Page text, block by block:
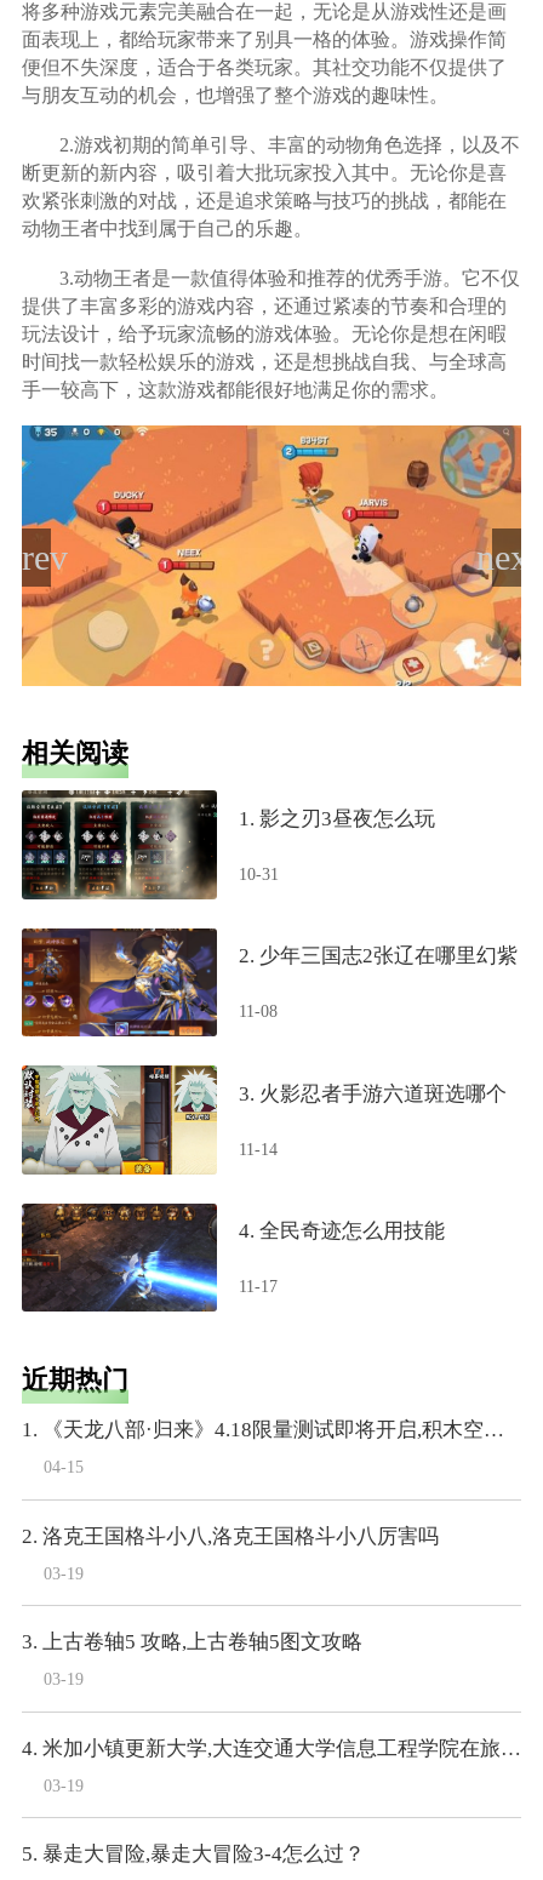
将多种游戏元素完美融合在一起，无论是从游戏性还是画
面表现上，都给玩家带来了别具一格的体验。游戏操作简
便但不失深度，适合于各类玩家。其社交功能不仅提供了
与朋友互动的机会，也增强了整个游戏的趣味性。
2.游戏初期的简单引导、丰富的动物角色选择，以及不
断更新的新内容，吸引着大批玩家投入其中。无论你是喜
欢紧张刺激的对战，还是追求策略与技巧的挑战，都能在
动物王者中找到属于自己的乐趣。
3.动物王者是一款值得体验和推荐的优秀手游。它不仅
提供了丰富多彩的游戏内容，还通过紧凑的节奏和合理的
玩法设计，给予玩家流畅的游戏体验。无论你是想在闲暇
时间找一款轻松娱乐的游戏，还是想挑战自我、与全球高
手一较高下，这款游戏都能很好地满足你的需求。
相关阅读
1. 影之刃3昼夜怎么玩
10-31
2. 少年三国志2张辽在哪里幻紫
11-08
3. 火影忍者手游六道斑选哪个
11-14
4. 全民奇迹怎么用技能
11-17
近期热门
1. 《天龙八部·归来》4.18限量测试即将开启,积木空降爆料
04-15
2. 洛克王国格斗小八,洛克王国格斗小八厉害吗
03-19
3. 上古卷轴5 攻略,上古卷轴5图文攻略
03-19
4. 米加小镇更新大学,大连交通大学信息工程学院在旅顺大学城里么
03-19
5. 暴走大冒险,暴走大冒险3-4怎么过？